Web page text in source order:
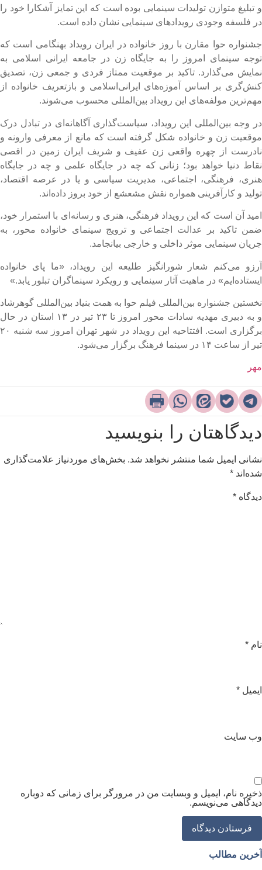
تبلیغ متوازن تولیدات سینمایی بوده است که این تمایز آشکارا خود را
فلسفه وجودی رویدادهای سینمایی نشان داده است.
حوا مقارن با روز خانواده در ایران رویداد بهنگامی است که
سینمای امروز را به جایگاه زن در جامعه ایرانی اسلامی به
می‌گذارد. تاکید بر موقعیت ممتاز فردی و جمعی زن، تصدیق
بر اساس آموزه‌های ایرانی‌اسلامی و بازتعریف خانواده از
مولفه‌های این رویداد بین‌المللی محسوب می‌شوند.
وجه بین‌المللی این رویداد، سیاست‌گذاری آگاهانه‌ای در تبادل درک
زن و خانواده شکل گرفته است که مانع از معرفی وارونه و
از چهره واقعی زن عفیف و شریف ایران زمین در اقصی
دنیا خواهد بود؛ زنانی که چه در جایگاه علمی و چه در جایگاه
فرهنگی، اجتماعی، مدیریت سیاسی و یا در عرصه اقتصاد،
و کارآفرینی همواره نقش مشعشع از خود بروز داده‌اند.
آن است که این رویداد فرهنگی، هنری و رسانه‌ای با استمرار خود،
تاکید بر عدالت اجتماعی و ترویج سینمای خانواده محور، به
سینمایی موثر داخلی و خارجی بیانجامد.
می‌کنم شعار شورانگیز طلیعه این رویداد، «ما پای خانواده
در ماهیت آثار سینمایی و رویکرد سینماگران تبلور یابد.»
جشنواره بین‌المللی فیلم حوا به همت بنیاد بین‌المللی گوهرشاد
و به دبیری مهدیه سادات محور امروز تا ۲۳ تیر در ۱۳ استان در حال
برگزاری است. افتتاحیه این رویداد در شهر تهران امروز سه شنبه ۲۰
از ساعت ۱۴ در سینما فرهنگ برگزار می‌شود.​
را بنویسید
ایمیل شما منتشر نخواهد شد. بخش‌های موردنیاز علامت‌گذاری
*
*
*
*
سایت
نام، ایمیل و وبسایت من در مرورگر برای زمانی که دوباره
می‌نویسم.
مطالب